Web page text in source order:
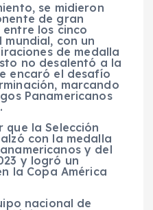
se midieron
de gran
los cinco
mundial, con un
de medalla
no desalentó a la
encaró el desafío
marcando
Panamericanos
que la Selección
con la medalla
y del
y logró un
la Copa América
nacional de